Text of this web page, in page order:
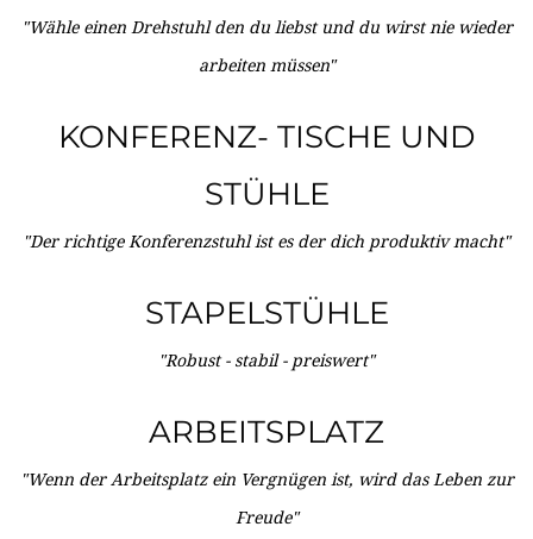
"Wähle einen Drehstuhl den du liebst und du wirst nie wieder
arbeiten müssen"
KONFERENZ- TISCHE UND
STÜHLE
"Der richtige Konferenzstuhl ist es der dich produktiv macht"
STAPELSTÜHLE
"Robust - stabil - preiswert"
ARBEITSPLATZ
"Wenn der Arbeitsplatz ein Vergnügen ist, wird das Leben zur
Freude"